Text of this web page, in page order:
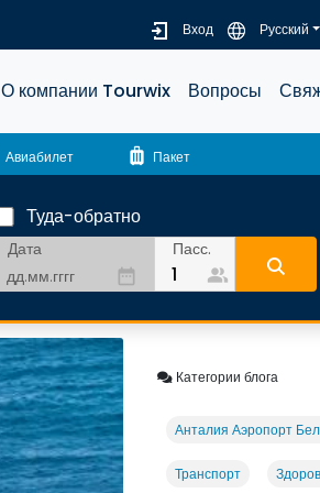
Вход Русский
О компании Tourwix Вопросы
Авиабилет luggage Пакет
Туда-обратно
Дата
date_range
Пасс.
people_alt
Категории блога
Анталия Аэропорт
Транспорт